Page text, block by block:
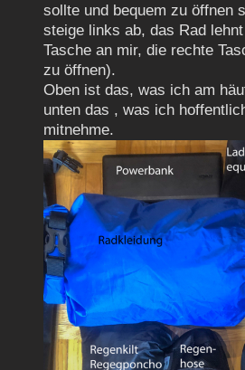
sollte und bequem zu öffnen
steige links ab, das Rad
Tasche an mir, die rechte
zu öffnen).
Oben ist das, was ich am
unten das , was ich
mitnehme.